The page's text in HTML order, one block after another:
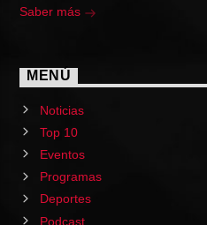
Saber más
MENÚ
Noticias
Top 10
Eventos
Programas
Deportes
Podcast